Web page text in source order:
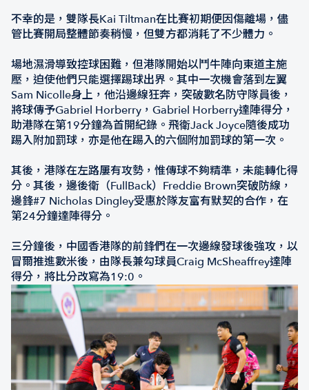
不幸的是，雙隊長Kai Tiltman在比賽初期便因傷離場，儘
管比賽開局整體節奏稍慢，但雙方都消耗了不少體力。
場地濕滑導致控球困難，但港隊開始以鬥牛陣向東道主施
壓，迫使他們只能選擇踢球出界。其中一次機會落到左翼
Sam Nicolle身上，他沿邊線狂奔，突破數名防守隊員後，
將球傳予Gabriel Horberry，Gabriel Horberry達陣得分，
助港隊在第19分鐘為首開紀錄。飛衛Jack Joyce隨後成功
踢入附加罰球，亦是他在踢入的六個附加罰球的第一次。
其後，港隊在左路屢有攻勢，惟傳球不夠精準，未能轉化得
分。其後，邊後衛（FullBack）Freddie Brown突破防線，
邊鋒#7 Nicholas Dingley受惠於隊友富有默契的合作，在
第24分鐘達陣得分。
三分鐘後，中國香港隊的前鋒們在一次邊線發球後強攻，以
冒爾推進數米後，由隊長兼勾球員Craig McSheaffrey達陣
得分，將比分改寫為19:0。